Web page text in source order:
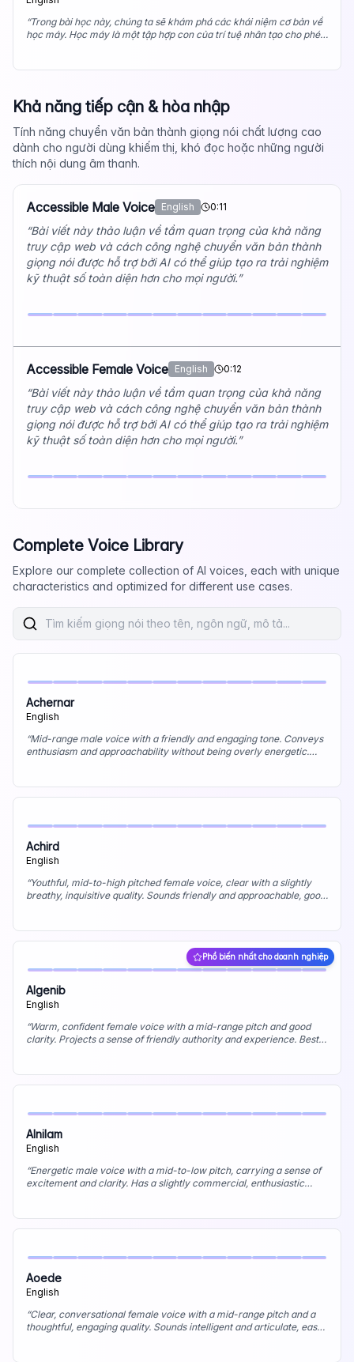
“Trong bài học này, chúng ta sẽ khám phá các khái niệm cơ bản về
học máy. Học máy là một tập hợp con của trí tuệ nhân tạo cho phép
Khả năng tiếp cận & hòa nhập
Tính năng chuyển văn bản thành giọng nói chất lượng cao
dành cho người dùng khiếm thị, khó đọc hoặc những người
thích nội dung âm thanh.
Accessible Male Voice English 0:11
“Bài viết này thảo luận về tầm quan trọng của khả năng
truy cập web và cách công nghệ chuyển văn bản thành
giọng nói được hỗ trợ bởi AI có thể giúp tạo ra trải nghiệm
kỹ thuật số toàn diện hơn cho mọi người.”
Accessible Female Voice English 0:12
“Bài viết này thảo luận về tầm quan trọng của khả năng
truy cập web và cách công nghệ chuyển văn bản thành
giọng nói được hỗ trợ bởi AI có thể giúp tạo ra trải nghiệm
kỹ thuật số toàn diện hơn cho mọi người.”
Complete Voice Library
Explore our complete collection of AI voices, each with unique
characteristics and optimized for different use cases.
Achernar
English
“Mid-range male voice with a friendly and engaging tone. Conveys
enthusiasm and approachability without being overly energetic.
Achird
English
“Youthful, mid-to-high pitched female voice, clear with a slightly
breathy, inquisitive quality. Sounds friendly and approachable, good
voice.”
Phổ biến nhất cho doanh nghiệp
Algenib
English
“Warm, confident female voice with a mid-range pitch and good
clarity. Projects a sense of friendly authority and experience. Best
Alnilam
English
“Energetic male voice with a mid-to-low pitch, carrying a sense of
excitement and clarity. Has a slightly commercial, enthusiastic
Aoede
English
“Clear, conversational female voice with a mid-range pitch and a
thoughtful, engaging quality. Sounds intelligent and articulate, easy